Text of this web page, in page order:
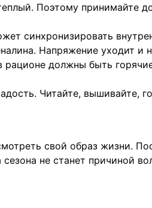
Поэтому принимайте
синхронизировать
Напряжение уходит и
рационе должны быть
Читайте, вышивайте,
свой образ жизни.
не станет причиной